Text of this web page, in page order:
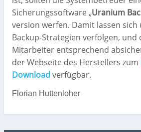
Sicherungssoftware „Uranium
version werfen. Damit lassen
Backup-Strategien verfolgen, und
Mitarbeiter entsprechend
der Webseite des Herstellers zum
Download verfügbar.
Florian Huttenloher